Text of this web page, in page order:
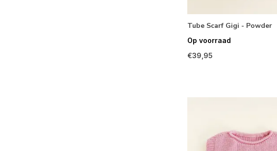
Tube Scarf Gigi - Powder
Op voorraad
€39,95